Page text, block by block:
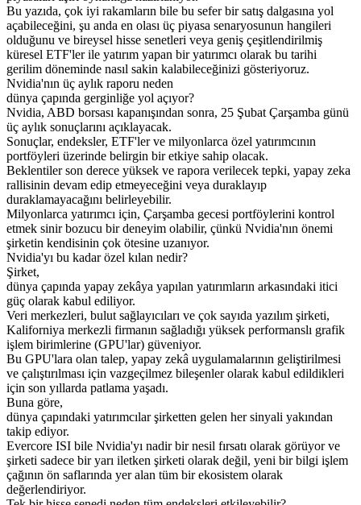
Bu yazıda, çok iyi rakamların bile bu sefer bir satış dalgasına yol
açabileceğini, şu anda en olası üç piyasa senaryosunun hangileri
olduğunu ve bireysel hisse senetleri veya geniş çeşitlendirilmiş
küresel ETF'ler ile yatırım yapan bir yatırımcı olarak bu tarihi
gerilim döneminde nasıl sakin kalabileceğinizi gösteriyoruz.
Nvidia'nın üç aylık raporu neden
dünya çapında gerginliğe yol açıyor?
Nvidia, ABD borsası kapanışından sonra, 25 Şubat Çarşamba günü
üç aylık sonuçlarını açıklayacak.
Sonuçlar, endeksler, ETF'ler ve milyonlarca özel yatırımcının
portföyleri üzerinde belirgin bir etkiye sahip olacak.
Beklentiler son derece yüksek ve rapora verilecek tepki, yapay zeka
rallisinin devam edip etmeyeceğini veya duraklayıp
duraklamayacağını belirleyebilir.
Milyonlarca yatırımcı için, Çarşamba gecesi portföylerini kontrol
etmek sinir bozucu bir deneyim olabilir, çünkü Nvidia'nın önemi
şirketin kendisinin çok ötesine uzanıyor.
Nvidia'yı bu kadar özel kılan nedir?
Şirket,
dünya çapında yapay zekâya yapılan yatırımların arkasındaki itici
güç olarak kabul ediliyor.
Veri merkezleri, bulut sağlayıcıları ve çok sayıda yazılım şirketi,
Kaliforniya merkezli firmanın sağladığı yüksek performanslı grafik
işlem birimlerine (GPU'lar) güveniyor.
Bu GPU'lara olan talep, yapay zekâ uygulamalarının geliştirilmesi
ve çalıştırılması için vazgeçilmez bileşenler olarak kabul edildikleri
için son yıllarda patlama yaşadı.
Buna göre,
dünya çapındaki yatırımcılar şirketten gelen her sinyali yakından
takip ediyor.
Evercore ISI bile Nvidia'yı nadir bir nesil fırsatı olarak görüyor ve
şirketi sadece bir yarı iletken şirketi olarak değil, yeni bir bilgi işlem
çağının ön saflarında yer alan tüm bir ekosistem olarak
değerlendiriyor.